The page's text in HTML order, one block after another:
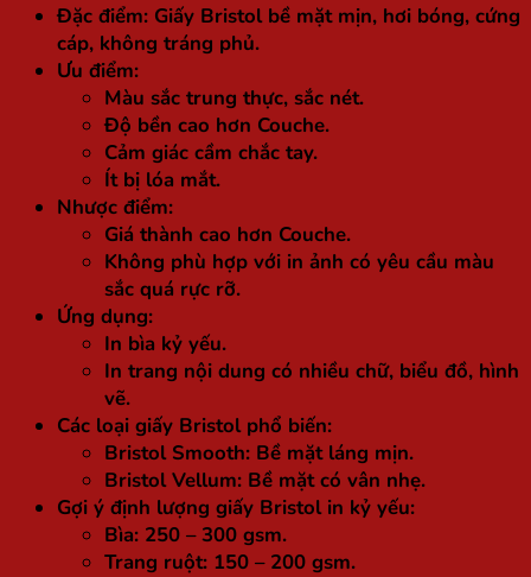
Đặc điểm: Giấy Bristol bề mặt mịn, hơi bóng, cứng
cáp, không tráng phủ.
Ưu điểm:
Màu sắc trung thực, sắc nét.
Độ bền cao hơn Couche.
Cảm giác cầm chắc tay.
Ít bị lóa mắt.
Nhược điểm:
Giá thành cao hơn Couche.
Không phù hợp với in ảnh có yêu cầu màu
sắc quá rực rỡ.
Ứng dụng:
In bìa kỷ yếu.
In trang nội dung có nhiều chữ, biểu đồ, hình
vẽ.
Các loại giấy Bristol phổ biến:
Bristol Smooth: Bề mặt láng mịn.
Bristol Vellum: Bề mặt có vân nhẹ.
Gợi ý định lượng giấy Bristol in kỷ yếu:
Bìa: 250 – 300 gsm.
Trang ruột: 150 – 200 gsm.